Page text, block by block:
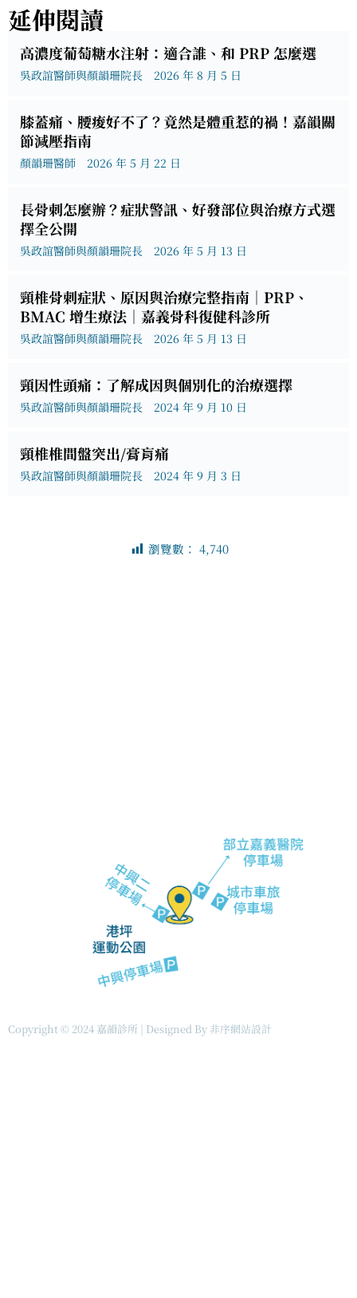
延伸閱讀
高濃度葡萄糖水注射：適合誰、和 PRP 怎麼選
吳政誼醫師與顏韻珊院長 2026 年 8 月 5 日
膝蓋痛、腰痠好不了？竟然是體重惹的禍！嘉韻關
節減壓指南
顏韻珊醫師 2026 年 5 月 22 日
長骨刺怎麼辦？症狀警訊、好發部位與治療方式選
擇全公開
吳政誼醫師與顏韻珊院長 2026 年 5 月 13 日
頸椎骨刺症狀、原因與治療完整指南｜PRP、
BMAC 增生療法｜嘉義骨科復健科診所
吳政誼醫師與顏韻珊院長 2026 年 5 月 13 日
頸因性頭痛：了解成因與個別化的治療選擇
吳政誼醫師與顏韻珊院長 2024 年 9 月 10 日
頸椎椎間盤突出/膏肓痛
吳政誼醫師與顏韻珊院長 2024 年 9 月 3 日
瀏覽數： 4,740
o
k
m
l
e
a
r
Copyright © 2024 嘉韻診所 | Designed By 非序網站設計